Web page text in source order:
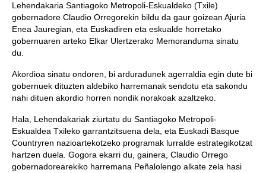
Lehendakaria Santiagoko Metropoli-Eskualdeko (Txile)
gobernadore Claudio Orregorekin bildu da gaur goizean Ajuria
Enea Jauregian, eta Euskadiren eta eskualde horretako
gobernuaren arteko Elkar Ulertzerako Memoranduma sinatu
du.
Akordioa sinatu ondoren, bi arduradunek agerraldia egin dute bi
gobernuek dituzten aldebiko harremanak sendotu eta sakondu
nahi dituen akordio horren nondik norakoak azaltzeko.
Hala, Lehendakariak ziurtatu du Santiagoko Metropoli-
Eskualdea Txileko garrantzitsuena dela, eta Euskadi Basque
Countryren nazioartekotzeko programak lurralde estrategikotzat
hartzen duela. Gogora ekarri du, gainera, Claudio Orrego
gobernadorearekiko harremana Peñalolengo alkate zela hasi